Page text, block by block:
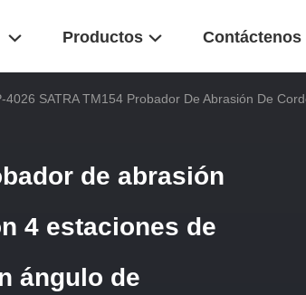
Productos Contáctenos
4026 SATRA TM154 Probador De Abrasión De
de abrasión
4 estaciones de
ángulo de